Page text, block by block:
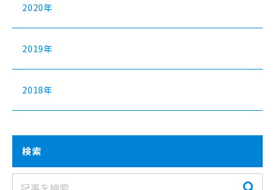
2020年
2019年
2018年
検索